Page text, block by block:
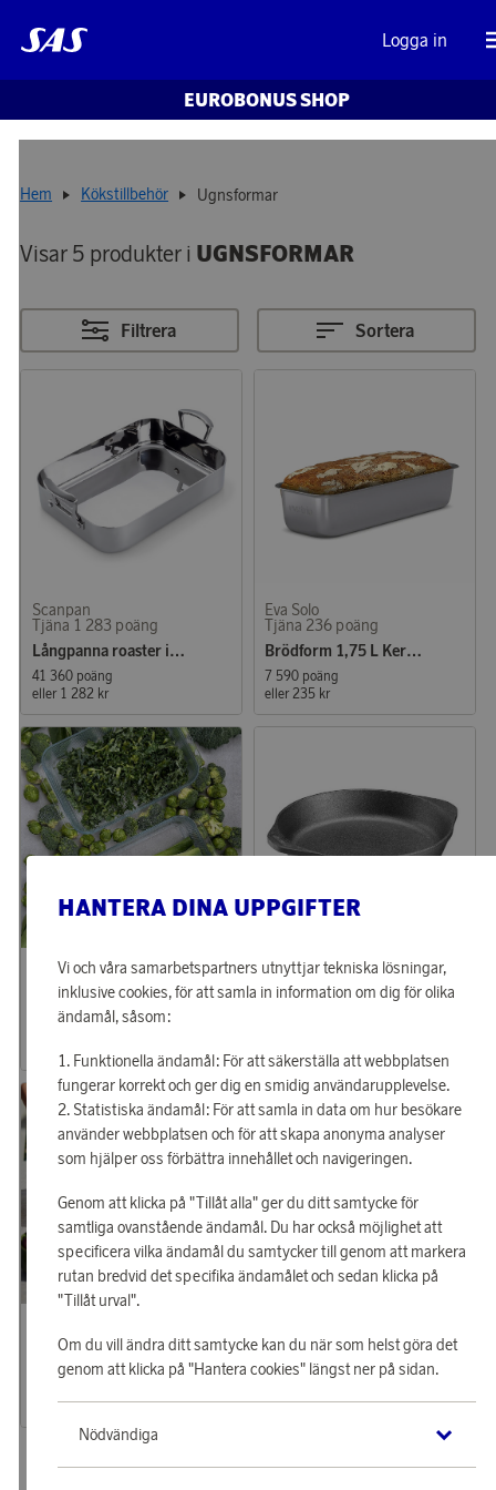
Logga in
EUROBONUS SHOP
Hem Kökstillbehör Ugnsformar
Visar 5 produkter i UGNSFORMAR
Filtrera Sortera
Scanpan
Tjäna 1 283 poäng
Långpanna roaster induktion
41 360 poäng
eller 1 282 kr
Eva Solo
Tjäna 236 poäng
Brödform 1,75 L Keramisk Slip-Let
7 590 poäng
eller 235 kr
Stelton
Tjäna 533 poäng
Skeppshult
Tjäna 511 poäng
Gratängform 22 cm
Tjäna 292 poäng
Flora Ugnsform Beige
291 kr
HANTERA DINA UPPGIFTER
Vi och våra samarbetspartners utnyttjar tekniska lösningar,
inklusive cookies, för att samla in information om dig för olika
ändamål, såsom:
Funktionella ändamål: För att säkerställa att webbplatsen
fungerar korrekt och ger dig en smidig användarupplevelse.
Statistiska ändamål: För att samla in data om hur besökare
använder webbplatsen och för att skapa anonyma analyser
som hjälper oss förbättra innehållet och navigeringen.
Genom att klicka på "Tillåt alla" ger du ditt samtycke för
samtliga ovanstående ändamål. Du har också möjlighet att
specificera vilka ändamål du samtycker till genom att markera
rutan bredvid det specifika ändamålet och sedan klicka på
"Tillåt urval".
Om du vill ändra ditt samtycke kan du när som helst göra det
genom att klicka på "Hantera cookies" längst ner på sidan.
Nödvändiga